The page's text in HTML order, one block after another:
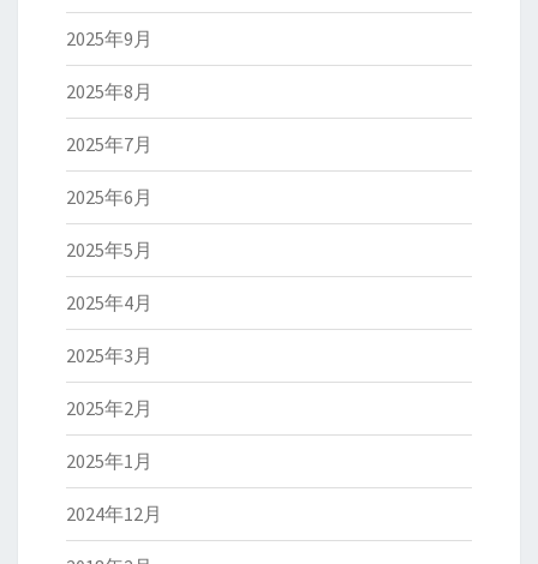
2025年9月
2025年8月
2025年7月
2025年6月
2025年5月
2025年4月
2025年3月
2025年2月
2025年1月
2024年12月